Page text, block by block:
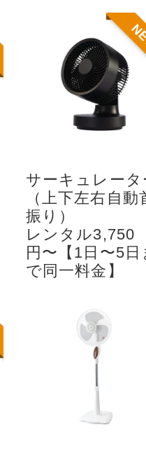
サーキュレータ
（上下左右自動
振り）
レンタル3,750
円〜【1日〜5日
で同一料金】